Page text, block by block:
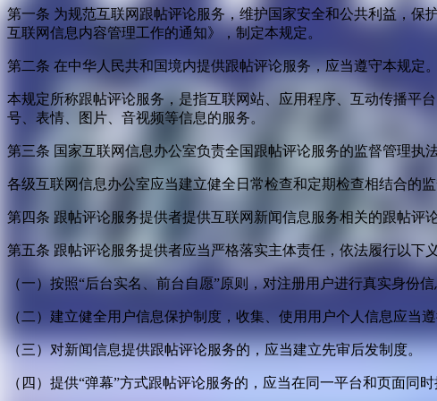
第一条 为规范互联网跟帖评论服务，维护国家安全和公共利益，
互联网信息内容管理工作的通知》，制定本规定。
第二条 在中华人民共和国境内提供跟帖评论服务，应当遵守本规定。
本规定所称跟帖评论服务，是指互联网站、应用程序、互动传播平
号、表情、图片、音视频等信息的服务。
第三条 国家互联网信息办公室负责全国跟帖评论服务的监督管理
各级互联网信息办公室应当建立健全日常检查和定期检查相结合的
第四条 跟帖评论服务提供者提供互联网新闻信息服务相关的跟帖
第五条 跟帖评论服务提供者应当严格落实主体责任，依法履行以下义
（一）按照“后台实名、前台自愿”原则，对注册用户进行真实身
（二）建立健全用户信息保护制度，收集、使用用户个人信息应
（三）对新闻信息提供跟帖评论服务的，应当建立先审后发制度。
（四）提供“弹幕”方式跟帖评论服务的，应当在同一平台和页面同